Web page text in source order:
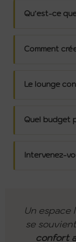
Qu’est-ce
Comment
Le lounge
Quel budget
Intervenez-
Un espace
se
confort